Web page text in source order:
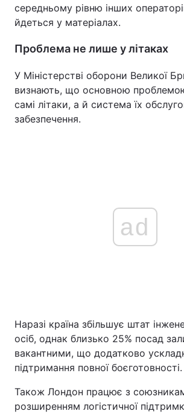
середньому рівню інших
йдеться у матеріалах.
Проблема не лише у літаках
У Міністерстві оборони Великої
визнають, що основною
самі літаки, а й система їх
забезпечення.
ad
Наразі країна збільшує штат
осіб, однак близько 25% посад
вакантними, що додатково
підтримання повної боєготовності.
Також Лондон працює з
розширенням логістичної